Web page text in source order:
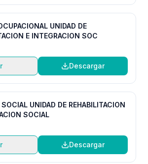
UNIDAD DE
E INTEGRACION SOC
Descargar
UNIDAD DE REHABILITACION
SOCIAL
Descargar